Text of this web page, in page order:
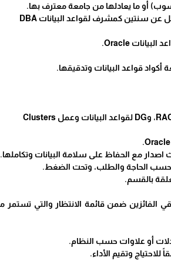
أكواد قواعد البيانات وتدقيقها.
مع الحفاظ على سلامة البيانات وتكاملها.
حسب الحاجة والطلب، وتحت الضغط.
بالقسم.
للاحتياج وتقيم الأداء.